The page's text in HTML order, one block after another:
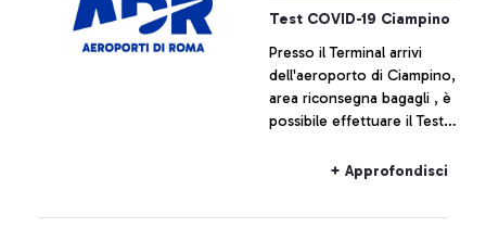
Test COVID-19 Ciampino
Presso il Terminal arrivi
dell'aeroporto di Ciampino,
area riconsegna bagagli , è
possibile effettuare il Test
+ Approfondisci